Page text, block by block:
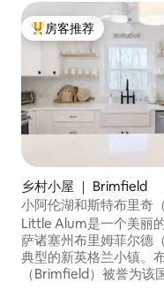
热门「房客推荐」
房客推荐
乡村小屋 ｜ Brimfield
小阿伦湖和斯特布里奇
的欢乐小屋
Little Alum是一个美丽
萨诸塞州布里姆菲尔德
典型的新英格兰小镇。
（Brimfield）被誉为该